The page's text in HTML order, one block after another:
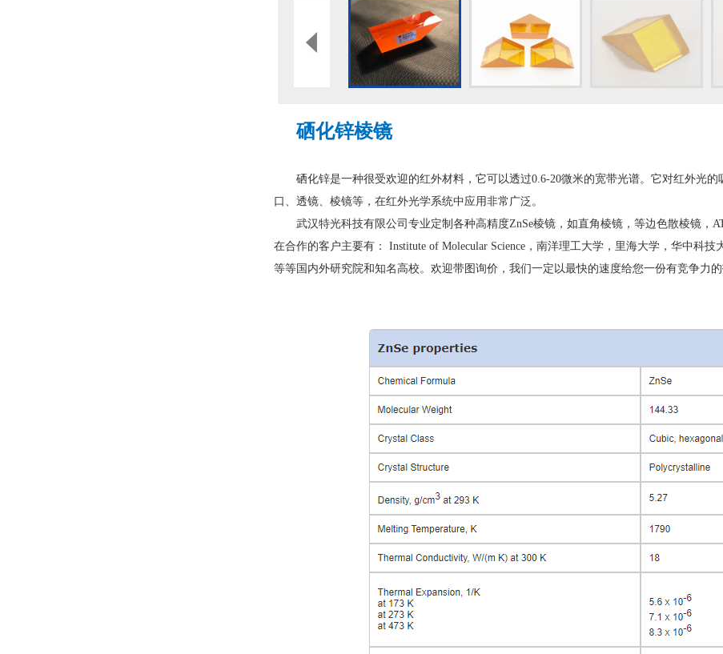
硒化锌棱镜
硒化锌是一种很受欢迎的红外材料，它可以透过0.6-20微米的宽带光谱。它对红外光的
口、透镜、棱镜等，在红外光学系统中应用非常广泛。
武汉特光科技有限公司专业定制各种高精度ZnSe棱镜，如直角棱镜，等边色散棱镜，
在合作的客户主要有： Institute of Molecular Science，南洋理工大学，里海大学，华中科
等等国内外研究院和知名高校。欢迎带图询价，我们一定以最快的速度给您一份有竞争力的